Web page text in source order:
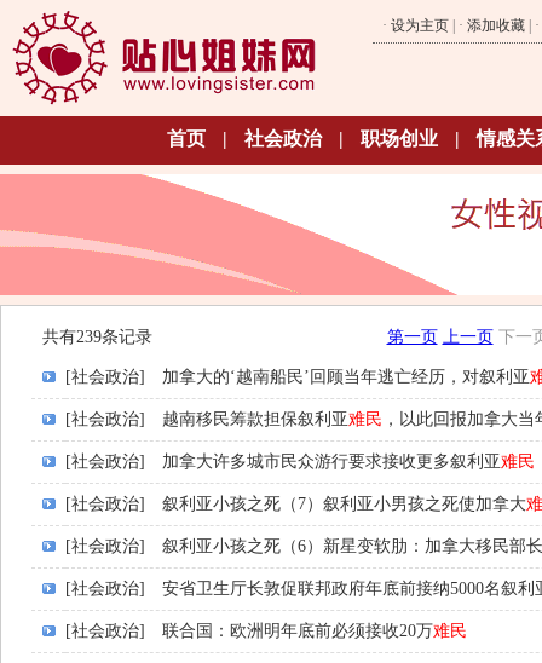
· 设为主页 | · 添加收藏 | ·
首页 | 社会政治 | 职场创业 | 情感关
共有239条记录 第一页 上一页 下一
[社会政治] 加拿大的‘越南船民’回顾当年逃亡经历，对叙利亚
[社会政治] 越南移民筹款担保叙利亚难民 ，以此回报加拿大当
[社会政治] 加拿大许多城市民众游行要求接收更多叙利亚难民
[社会政治] 叙利亚小孩之死（7）叙利亚小男孩之死使加拿大
[社会政治] 叙利亚小孩之死（6）新星变软肋：加拿大移民部
[社会政治] 安省卫生厅长敦促联邦政府年底前接纳5000名叙利
[社会政治] 联合国：欧洲明年底前必须接收20万难民